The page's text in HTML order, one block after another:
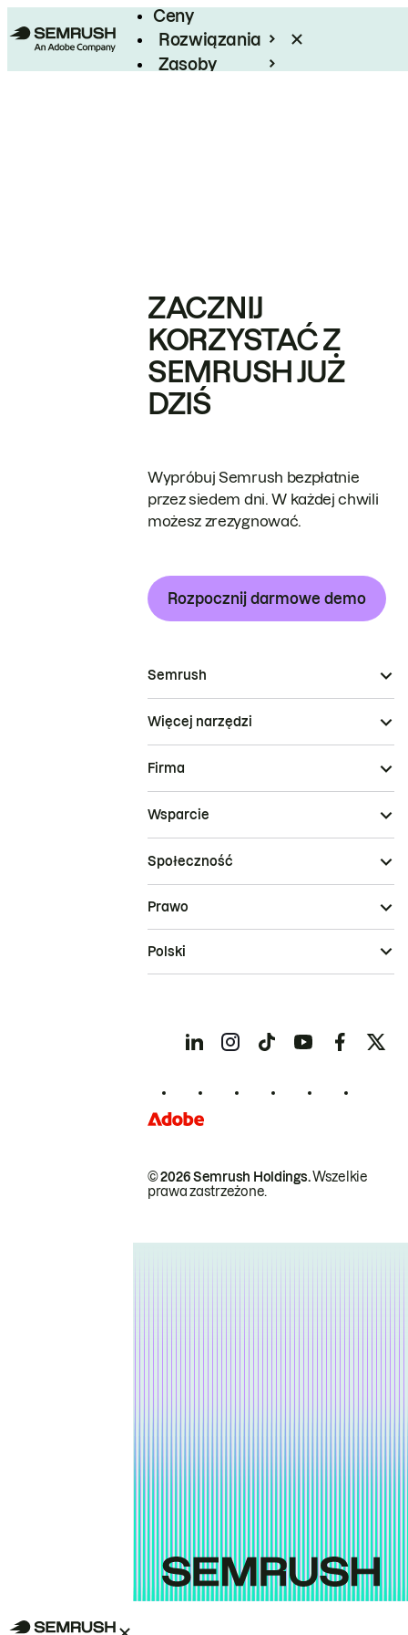
Ceny
Rozwiązania
Zasoby
ZACZNIJ
KORZYSTAĆ Z
SEMRUSH JUŻ
DZIŚ
Wypróbuj Semrush bezpłatnie
przez siedem dni. W każdej chwili
możesz zrezygnować.
Rozpocznij darmowe demo
Semrush
Więcej narzędzi
Firma
Wsparcie
Społeczność
© 2026 Semrush Holdings.Wszelkie
prawa zastrzeżone.
Prawo
Polski